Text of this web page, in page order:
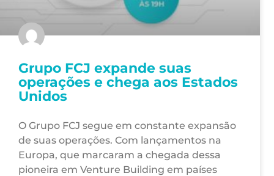
Grupo FCJ expande suas
operações e chega aos Estados
Unidos
O Grupo FCJ segue em constante expansão
de suas operações. Com lançamentos na
Europa, que marcaram a chegada dessa
pioneira em Venture Building em países